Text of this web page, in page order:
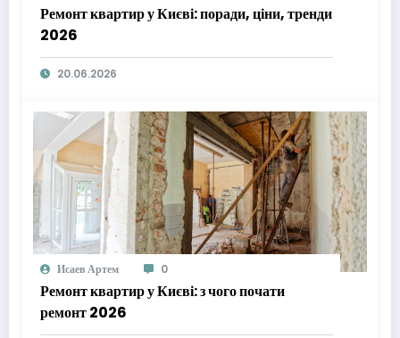
Ремонт квартир у Києві: поради, ціни, тренди
2026
20.06.2026
Исаев Артем 0
Ремонт квартир у Києві: з чого почати
ремонт 2026